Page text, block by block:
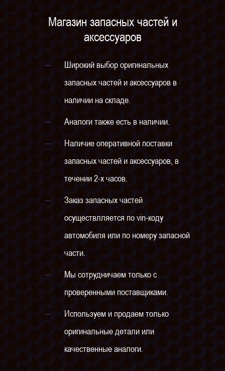
Магазин запасных частей и
аксессуаров
Широкий выбор оригинальных
запасных частей и аксессуаров в
наличии на складе.
Аналоги также есть в наличии.
Наличие оперативной поставки
запасных частей и аксессуаров, в
течении 2-х часов.
Заказ запасных частей
осуществлляется по vin-коду
автомобиля или по номеру запасной
части.
Мы сотрудничаем только с
проверенными поставщиками.
Используем и продаем только
оригинальные детали или
качественные аналоги.